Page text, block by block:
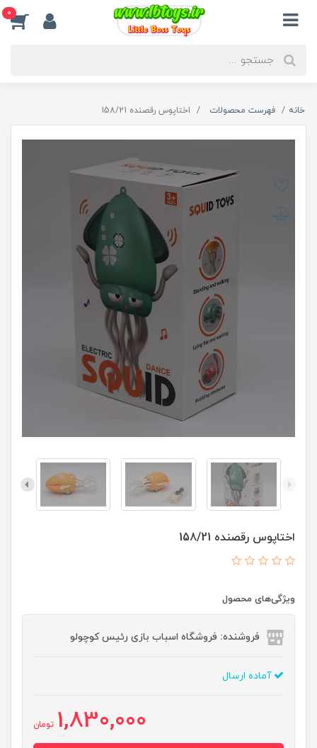
0
خانه فهرست محصولات اختاپوس رقصنده 158/21
اختاپوس رقصنده 158/21
ویژگی‌های محصول
فروشنده: فروشگاه اسباب بازی رئیس کوچولو
آماده ارسال
1,830,000 تومان